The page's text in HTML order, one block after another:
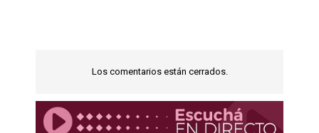
Los comentarios están cerrados.